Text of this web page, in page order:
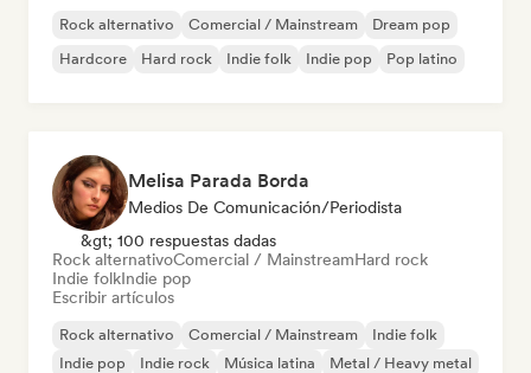
Rock alternativo Comercial / Mainstream
Dream pop
Hardcore
Hard rock Indie folk Indie pop Pop latino
Melisa Parada Borda
Medios De Comunicación/Periodista
&gt; 100 respuestas dadas
Rock alternativoComercial / MainstreamHard rock
Indie folkIndie pop
Escribir artículos
Rock alternativo Comercial / Mainstream
Indie folk
Indie pop
Indie rock Música latina
Metal / Heavy metal